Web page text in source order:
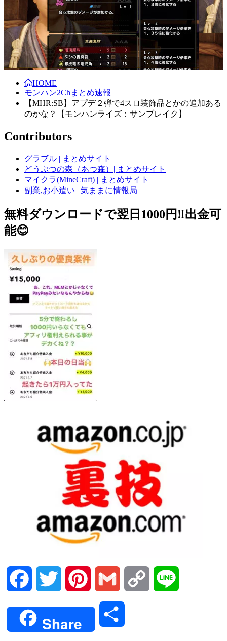
HOME
モンハン2Chまとめ速報
【MHR:SB】アプデ２弾で4スロ装飾品とかの追加ある
のかな？【モンハンライズ：サンブレイク】
Contributors
グラブル | まとめサイト
どうぶつの森（あつ森）| まとめサイト
マイクラ(MineCraft) | まとめサイト
副業,お小遣い | 気ままに情報局
無料ダウンロードで翌日1000円‼️出金可
能😊
Facebook Twitter Pinterest Gmail Copy
Share